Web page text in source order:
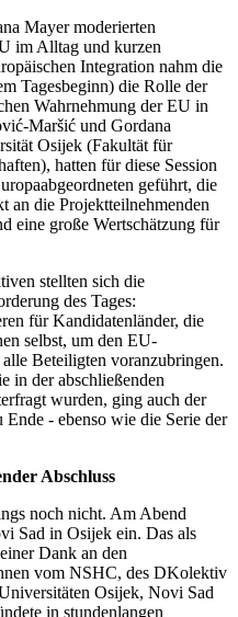
Mayer moderierten
im Alltag und kurzen
Integration nahm die
Tagesbeginn) die Rolle der
Wahrnehmung der EU in
Maršić und Gordana
Osijek (Fakultät für
hatten für diese Session
geführt, die
an die Projektteilnehmenden
eine große Wertschätzung für
stellten sich die
des Tages:
für Kandidatenländer, die
selbst, um den EU-
Beteiligten voranzubringen.
in der abschließenden
wurden, ging auch der
- ebenso wie die Serie der
Abschluss
noch nicht. Am Abend
Sad in Osijek ein. Das als
Dank an den
vom NSHC, des DKolektiv
Osijek, Novi Sad
in stundenlangen